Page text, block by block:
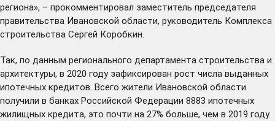
региона», – прокомментировал заместитель председателя
правительства Ивановской области, руководитель Комплекса
строительства Сергей Коробкин.
Так, по данным регионального департамента строительства и
архитектуры, в 2020 году зафиксирован рост числа выданных
ипотечных кредитов. Всего жители Ивановской области
получили в банках Российской Федерации 8883 ипотечных
жилищных кредита, это почти на 27% больше, чем в 2019 году.